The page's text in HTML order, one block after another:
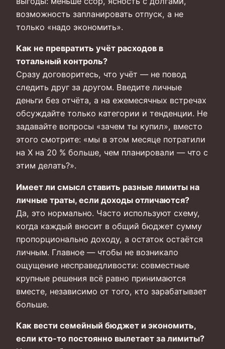
возможность запланировать отпуск, а не
только «надо экономить».
Как не превратить учёт расходов в
тотальный контроль?
Сразу договоритесь, что учёт — не повод
следить друг за другом. Введите личные
деньги без отчёта, а на ежемесячных встречах
обсуждайте только категории и тенденции. Не
задавайте вопросы «зачем ты купил», вместо
этого смотрите: «мы в этом месяце потратили
на Х на 20 % больше, чем планировали — что с
этим делать?».
Имеет ли смысл ставить разные лимиты на
личные траты, если доходы отличаются?
Да, это нормально. Часто используют схему,
когда каждый вносит в общий бюджет сумму
пропорционально доходу, а остаток остаётся
личным. Главное — чтобы не возникало
ощущение несправедливости: совместные
крупные решения всё равно принимаются
вместе, независимо от того, кто зарабатывает
больше.
Как вести семейный бюджет и экономить,
если кто‑то постоянно вылетает за лимиты?